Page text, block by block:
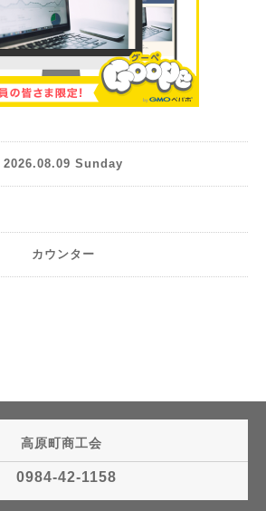
2026.08.09 Sunday
カウンター
高原町商工会
0984-42-1158